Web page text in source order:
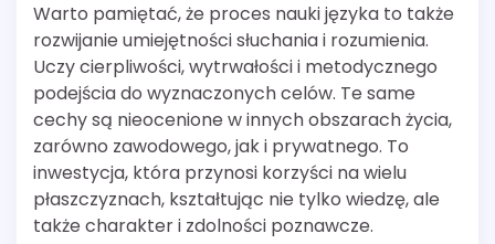
Warto pamiętać, że proces nauki języka to także
rozwijanie umiejętności słuchania i rozumienia.
Uczy cierpliwości, wytrwałości i metodycznego
podejścia do wyznaczonych celów. Te same
cechy są nieocenione w innych obszarach życia,
zarówno zawodowego, jak i prywatnego. To
inwestycja, która przynosi korzyści na wielu
płaszczyznach, kształtując nie tylko wiedzę, ale
także charakter i zdolności poznawcze.